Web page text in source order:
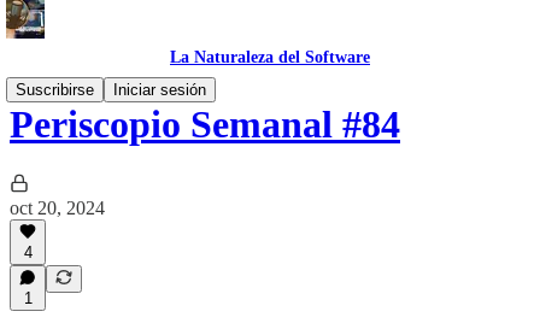
La Naturaleza del Software
Suscribirse
Iniciar sesión
Periscopio Semanal #84
oct 20, 2024
4
1